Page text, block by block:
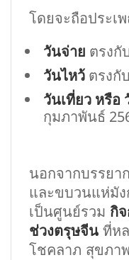
โดยจะถือประ
วันจ่าย ตรงกั
วันไหว้ ตรงกั
วันเที่ยว หรือ
กุมภาพันธ์
นอกจากบรรยา
และขบวนแห่มัง
เป็นศูนย์รวม กิ
ช่วงตรุษจีน ที่ห
โชคลาภ สุขภา